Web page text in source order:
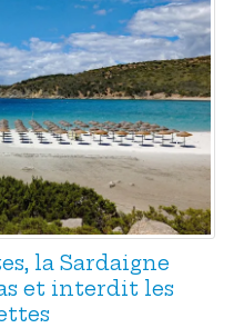
la Sardaigne
et interdit les